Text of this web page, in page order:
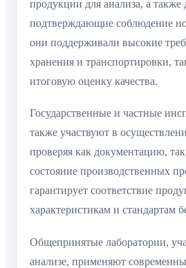
продукции для анализа, а также
подтверждающие соблюдение
они поддерживали высокие
хранения и транспортировки,
итоговую оценку качества.
Государственные и частные
также участвуют в
проверяя как документацию,
состояние производственных
гарантирует соответствие
характеристикам и стандартам
Общепринятые лаборатории,
анализе, применяют